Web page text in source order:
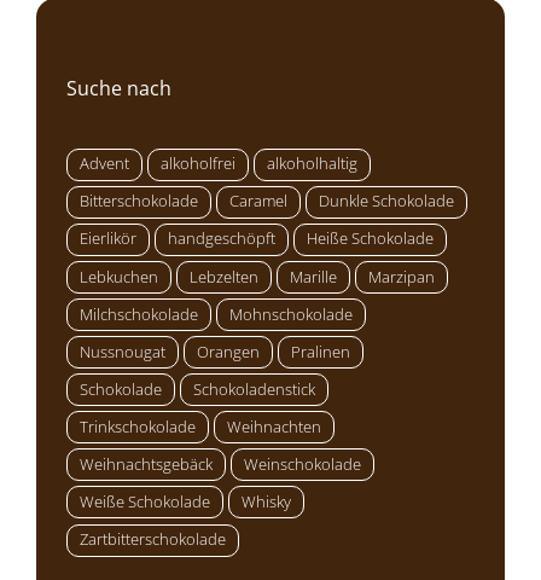
Suche nach
Advent alkoholfrei
alkoholhaltig
Bitterschokolade
Caramel
Dunkle Schokolade
Eierlikör
handgeschöpft
Heiße Schokolade
Lebkuchen
Lebzelten Marille
Marzipan
Milchschokolade
Mohnschokolade
Nussnougat
Orangen
Pralinen
Schokolade
Schokoladenstick
Trinkschokolade
Weihnachten
Weihnachtsgebäck
Weinschokolade
Weiße Schokolade
Whisky
Zartbitterschokolade